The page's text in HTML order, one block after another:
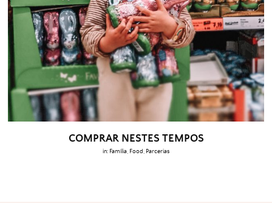
COMPRAR NESTES TEMPOS
in: Família, Food, Parcerias